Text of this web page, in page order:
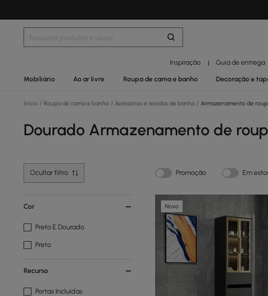
Inspiração | Guia de entrega
Mobiliário Ao ar livre Roupa de cama e banho Decoração e
Início / Roupa de cama e banho / Acessórios e tecidos de banho / Armazenamento de
Dourado Armazenamento de
Ocultar filtro Promoção Em
Cor
Preto E Dourado
Preto
Recurso
Portas Incluídas
Novo